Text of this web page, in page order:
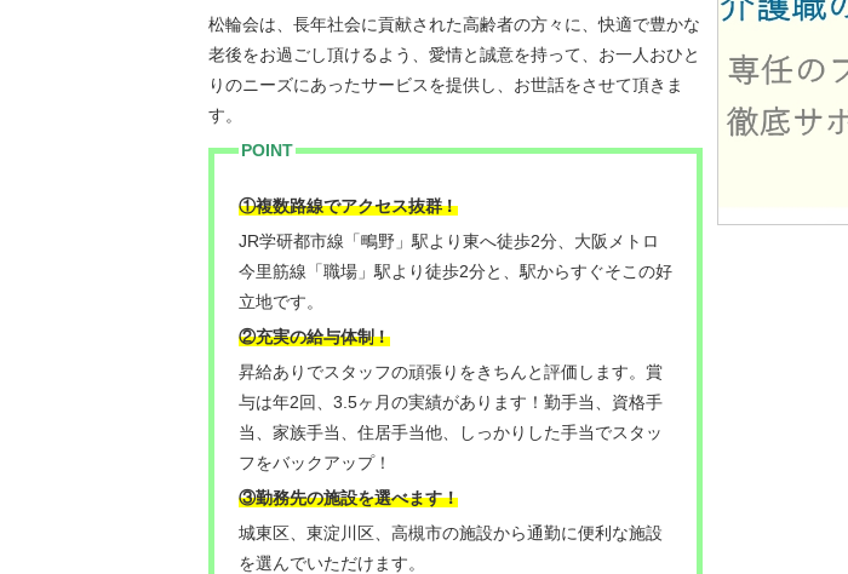
松輪会は、長年社会に貢献された高齢者の方々に、快適で豊かな
老後をお過ごし頂けるよう、愛情と誠意を持って、お一人おひと
りのニーズにあったサービスを提供し、お世話をさせて頂きま
す。
POINT
①複数路線でアクセス抜群！
JR学研都市線「鴫野」駅より東へ徒歩2分、大阪メトロ
今里筋線「職場」駅より徒歩2分と、駅からすぐそこの好
立地です。
②充実の給与体制！
昇給ありでスタッフの頑張りをきちんと評価します。賞
与は年2回、3.5ヶ月の実績があります！勤手当、資格手
当、家族手当、住居手当他、しっかりした手当でスタッ
フをバックアップ！
③勤務先の施設を選べます！
城東区、東淀川区、高槻市の施設から通勤に便利な施設
を選んでいただけます。